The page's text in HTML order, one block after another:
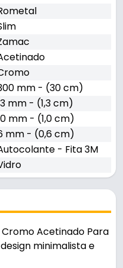
mm - (30 cm)
mm - (1,3 cm)
mm - (1,0 cm)
mm - (0,6 cm)
- Fita 3M
Cromo Acetinado Para
minimalista e